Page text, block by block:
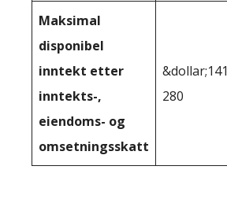
Maksimal
disponibel
inntekt etter
inntekts-,
eiendoms- og
omsetningsskatt
&dollar;141
280